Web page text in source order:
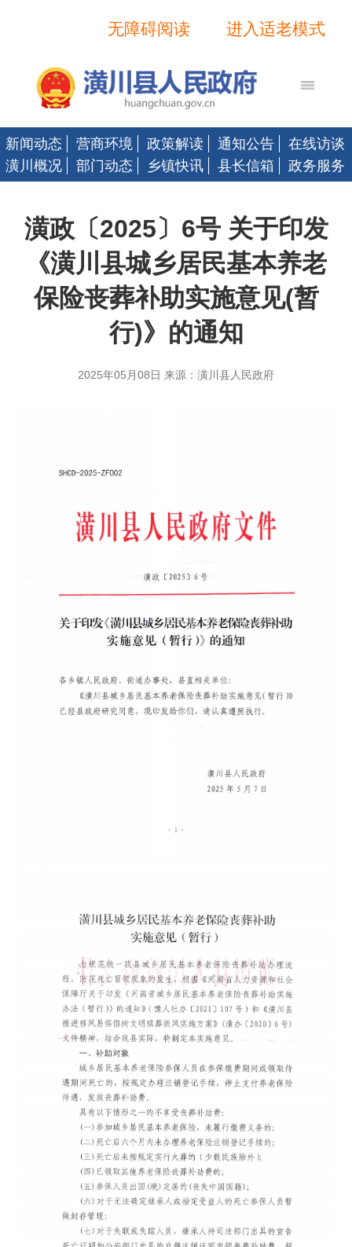
进入适老模式
无障碍阅读
新闻动态 营商环境 政策解读 通知公告
在线访谈
潢川概况
部门动态 乡镇快讯 县长信箱 政务服务
潢政〔2025〕6号 关于印发
《潢川县城乡居民基本养老
保险丧葬补助实施意见(暂
行)》的通知
2025年05月08日 来源：潢川县人民政府